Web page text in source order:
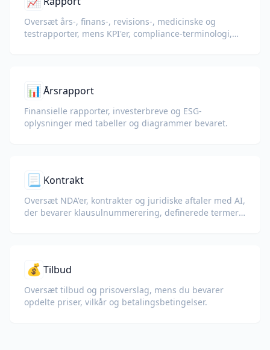
Oversæt års-, finans-, revisions-, medicinske og
testrapporter, mens KPI'er, compliance-terminologi,
📊 Årsrapport
Finansielle rapporter, investerbreve og ESG-
oplysninger med tabeller og diagrammer bevaret.
📃 Kontrakt
Oversæt NDA'er, kontrakter og juridiske aftaler med AI,
der bevarer klausulnummerering, definerede termer
💰 Tilbud
Oversæt tilbud og prisoverslag, mens du bevarer
opdelte priser, vilkår og betalingsbetingelser.